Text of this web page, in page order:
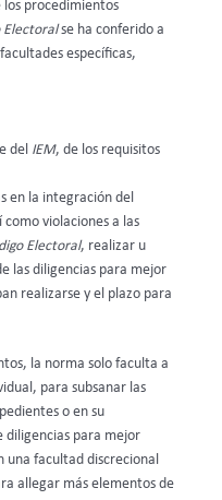
procedimientos
Electoralse ha conferido a
específicas,
del IEM, de los requisitos
en la integración del
violaciones a las
Electoral, realizar u
las diligencias para mejor
realizarse y el plazo para
la norma solo faculta a
para subsanar las
o en su
para mejor
una facultad discrecional
allegar más elementos de